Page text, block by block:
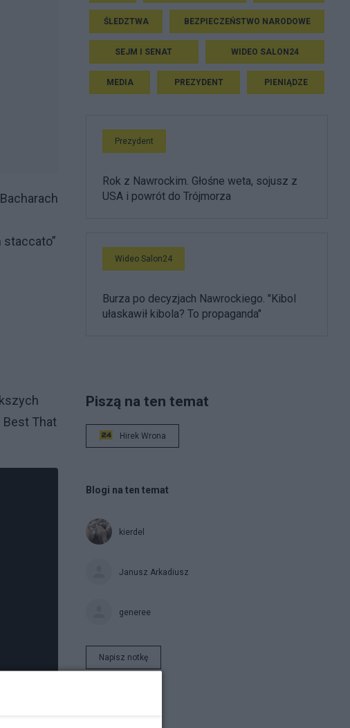
Best That
ŚLEDZTWA BEZPIECZEŃSTWO NARODOWE
SEJM I SENAT WIDEO SALON24
MEDIA PREZYDENT PIENIĄDZE
Prezydent
Rok z Nawrockim. Głośne weta, sojusz z
USA i powrót do Trójmorza
Wideo Salon24
Burza po decyzjach Nawrockiego. "Kibol
ułaskawił kibola? To propaganda"
Piszą na ten temat
Hirek Wrona
Blogi na ten temat
kierdel
Janusz Arkadiusz
generee
Napisz notkę